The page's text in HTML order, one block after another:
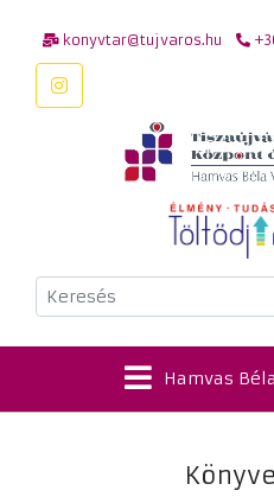
konyvtar@tujvaros.hu
Keresés
Hamvas